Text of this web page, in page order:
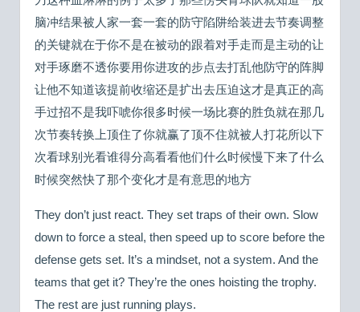
脑冲结果被人家一套一套的防守陷阱给装进去节奏调整
的关键就在于你不是在被动的跟着对手走而是主动的让
对手琢磨不透你要用你进攻的步点去打乱他防守的阵脚
让他不知道该提前收缩还是扩出去压迫这才是真正的高
手过招不是我吓唬你很多时候一场比赛的胜负就在那几
次节奏转换上顶住了你就赢了顶不住就被人打花所以下
次看球别光看谁得分高看看他们什么时候慢下来了什么
时候突然快了那个变化才是有意思的地方
They don’t just react. They set traps of their own. Slow
down to force a steal, then speed up to score before the
defense gets set. It’s a mindset, not a system. And the
teams that get it? They’re the ones hoisting the trophy.
The rest are just running plays.